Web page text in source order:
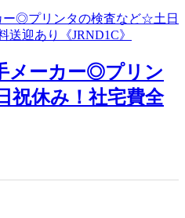
メーカー◎プリン
祝休み！社宅費全